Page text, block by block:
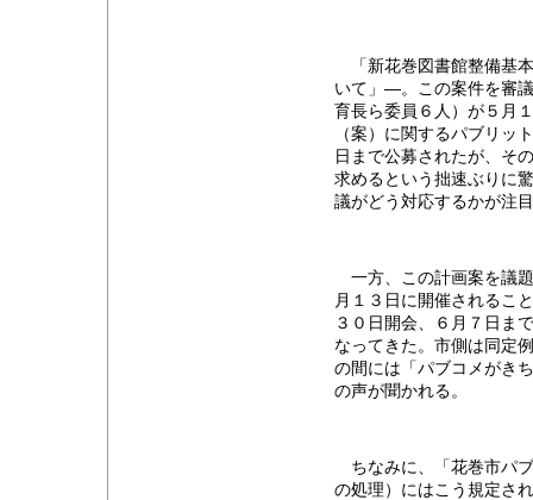
「新花巻図書館整備基
いて」―。この案件を審
育長ら委員６人）が５月
（案）に関するパブリッ
日まで公募されたが、そ
求めるという拙速ぶりに
議がどう対応するかが注
一方、この計画案を議
月１３日に開催されるこ
３０日開会、６月７日ま
なってきた。市側は同定
の間には「パブコメがき
の声が聞かれる。
ちなみに、「花巻市パ
の処理）にはこう規定さ